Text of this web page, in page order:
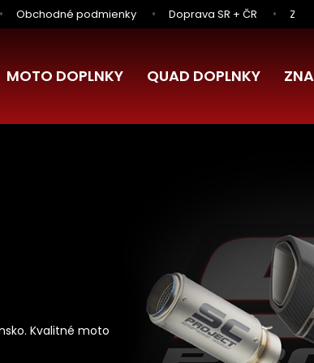
Obchodné podmienky Doprava SR + ČR
MOTO DOPLNKY QUAD DOPLNKY
Kvalitné moto